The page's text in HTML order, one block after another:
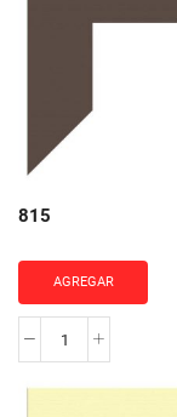
815
AGREGAR
815